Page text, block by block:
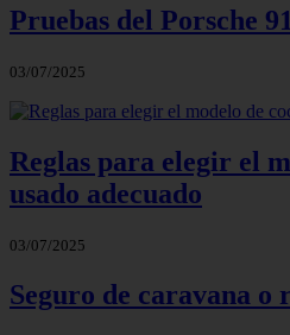
Pruebas del Porsche
03/07/2025
Reglas para elegir el
usado adecuado
03/07/2025
Seguro de caravana o